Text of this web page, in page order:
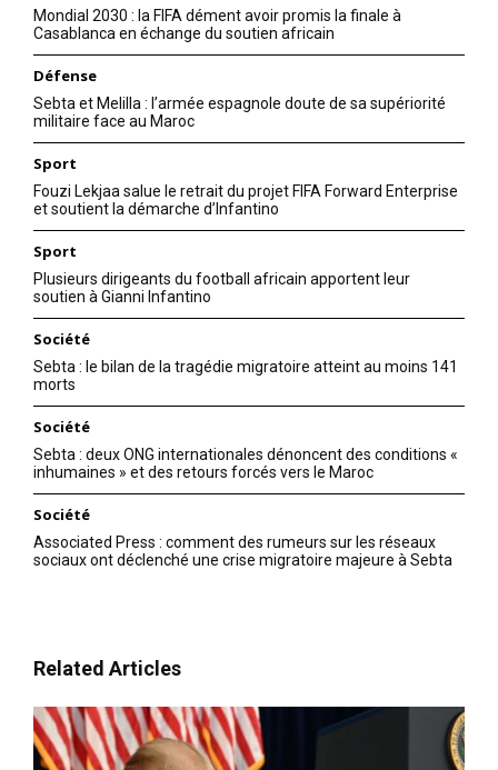
Mondial 2030 : la FIFA dément avoir promis la finale à
Casablanca en échange du soutien africain
Défense
Sebta et Melilla : l’armée espagnole doute de sa supériorité
militaire face au Maroc
Sport
Fouzi Lekjaa salue le retrait du projet FIFA Forward Enterprise
et soutient la démarche d’Infantino
Sport
Plusieurs dirigeants du football africain apportent leur
soutien à Gianni Infantino
Société
Sebta : le bilan de la tragédie migratoire atteint au moins 141
morts
Société
Sebta : deux ONG internationales dénoncent des conditions «
inhumaines » et des retours forcés vers le Maroc
Société
Associated Press : comment des rumeurs sur les réseaux
sociaux ont déclenché une crise migratoire majeure à Sebta
Related Articles